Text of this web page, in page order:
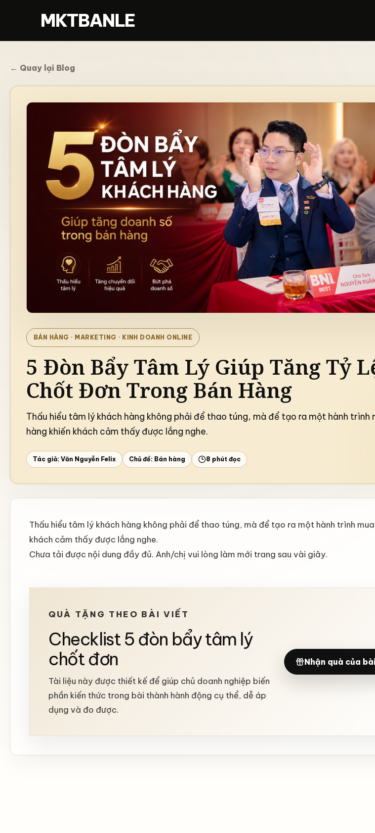
MKTBANLE
← Quay lại Blog
BÁN HÀNG · MARKETING · KINH DOANH ONLINE
5 Đòn Bẩy Tâm Lý Giúp Tăng Tỷ
Chốt Đơn Trong Bán Hàng
Thấu hiểu tâm lý khách hàng không phải để thao túng, mà để tạo ra một hành trình
hàng khiến khách cảm thấy được lắng nghe.
Tác giả: Văn Nguyễn Felix Chủ đề: Bán hàng 8 phút đọc
Thấu hiểu tâm lý khách hàng không phải để thao túng, mà để tạo ra một hành trình
khách cảm thấy được lắng nghe.
Chưa tải được nội dung đầy đủ. Anh/chị vui lòng làm mới trang sau vài giây.
QUÀ TẶNG THEO BÀI VIẾT
Checklist 5 đòn bẩy tâm lý
chốt đơn
Tài liệu này được thiết kế để giúp chủ doanh nghiệp biến
phần kiến thức trong bài thành hành động cụ thể, dễ áp
dụng và đo được.
Nhận quà của
biến động
Xây dựng sự chắc chắn trong một thế giới đầy biến động